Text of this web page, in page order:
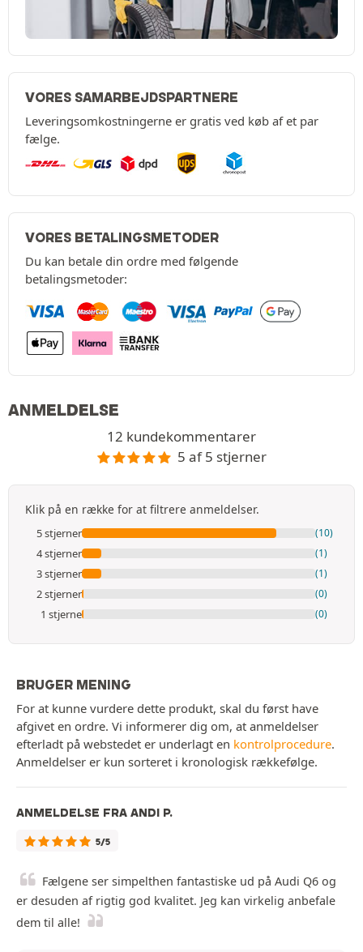
VORES SAMARBEJDSPARTNERE
Leveringsomkostningerne er gratis ved køb af et par
fælge.
VORES BETALINGSMETODER
Du kan betale din ordre med følgende
betalingsmetoder:
ANMELDELSE
12 kundekommentarer
5 af 5 stjerner
Klik på en række for at filtrere anmeldelser.
5 stjerner (10)
4 stjerner (1)
3 stjerner (1)
2 stjerner (0)
1 stjerne (0)
BRUGER MENING
For at kunne vurdere dette produkt, skal du først have
afgivet en ordre. Vi informerer dig om, at anmeldelser
efterladt på webstedet er underlagt en kontrolprocedure.
Anmeldelser er kun sorteret i kronologisk rækkefølge.
ANMELDELSE FRA ANDI P.
5/5
Fælgene ser simpelthen fantastiske ud på Audi Q6 og
er desuden af rigtig god kvalitet. Jeg kan virkelig anbefale
dem til alle!